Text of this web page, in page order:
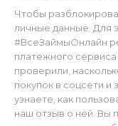
Чтобы
личные данные. Для
#ВсеЗаймыОнлайн
платежного
проверили,
покупок в соцсети и
узнаете, как
наш отзыв о ней. Вы